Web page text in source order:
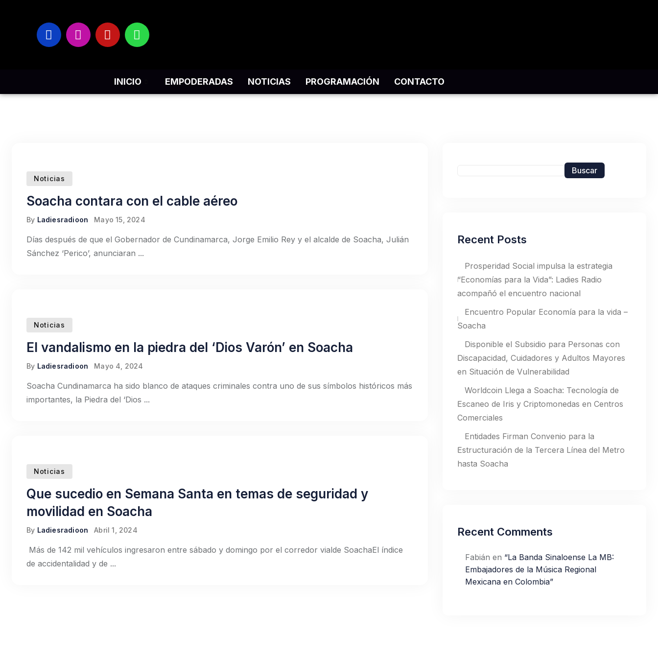
INICIO EMPODERADAS NOTICIAS PROGRAMACIÓN CONTACTO
Noticias
Soacha contara con el cable aéreo
By Ladiesradioon Mayo 15, 2024
Días después de que el Gobernador de Cundinamarca, Jorge Emilio Rey y el alcalde de Soacha, Julián
Sánchez ‘Perico’, anunciaran ...
Noticias
El vandalismo en la piedra del ‘Dios Varón’ en Soacha
By Ladiesradioon Mayo 4, 2024
Soacha Cundinamarca ha sido blanco de ataques criminales contra uno de sus símbolos históricos más
importantes, la Piedra del ‘Dios ...
Noticias
Que sucedio en Semana Santa en temas de seguridad y
movilidad en Soacha
By Ladiesradioon Abril 1, 2024
Más de 142 mil vehículos ingresaron entre sábado y domingo por el corredor vialde SoachaEl índice
de accidentalidad y de ...
Buscar
Recent Posts
Prosperidad Social impulsa la estrategia
“Economías para la Vida”: Ladies Radio
acompañó el encuentro nacional
Encuentro Popular Economía para la vida –
Soacha
Disponible el Subsidio para Personas con
Discapacidad, Cuidadores y Adultos Mayores
en Situación de Vulnerabilidad
Worldcoin Llega a Soacha: Tecnología de
Escaneo de Iris y Criptomonedas en Centros
Comerciales
Entidades Firman Convenio para la
Estructuración de la Tercera Línea del Metro
hasta Soacha
Recent Comments
Fabián en “La Banda Sinaloense La MB:
Embajadores de la Música Regional
Mexicana en Colombia”